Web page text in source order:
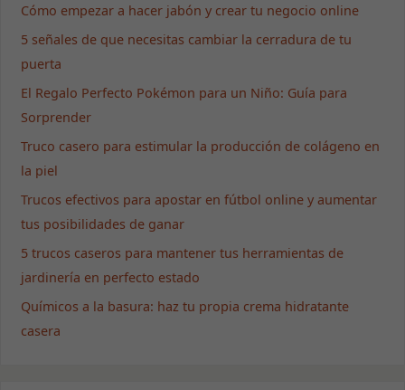
Cómo empezar a hacer jabón y crear tu negocio online
5 señales de que necesitas cambiar la cerradura de tu
puerta
El Regalo Perfecto Pokémon para un Niño: Guía para
Sorprender
Truco casero para estimular la producción de colágeno en
la piel
Trucos efectivos para apostar en fútbol online y aumentar
tus posibilidades de ganar
5 trucos caseros para mantener tus herramientas de
jardinería en perfecto estado
Químicos a la basura: haz tu propia crema hidratante
casera